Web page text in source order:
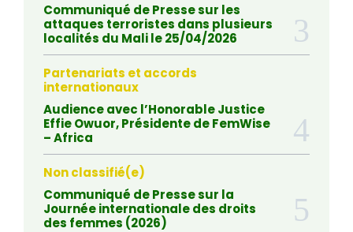
Communiqué de Presse sur les
attaques terroristes dans plusieurs
localités du Mali le 25/04/2026
Partenariats et accords
internationaux
Audience avec l’Honorable Justice
Effie Owuor, Présidente de FemWise
– Africa
Non classifié(e)
Communiqué de Presse sur la
Journée internationale des droits
des femmes (2026)